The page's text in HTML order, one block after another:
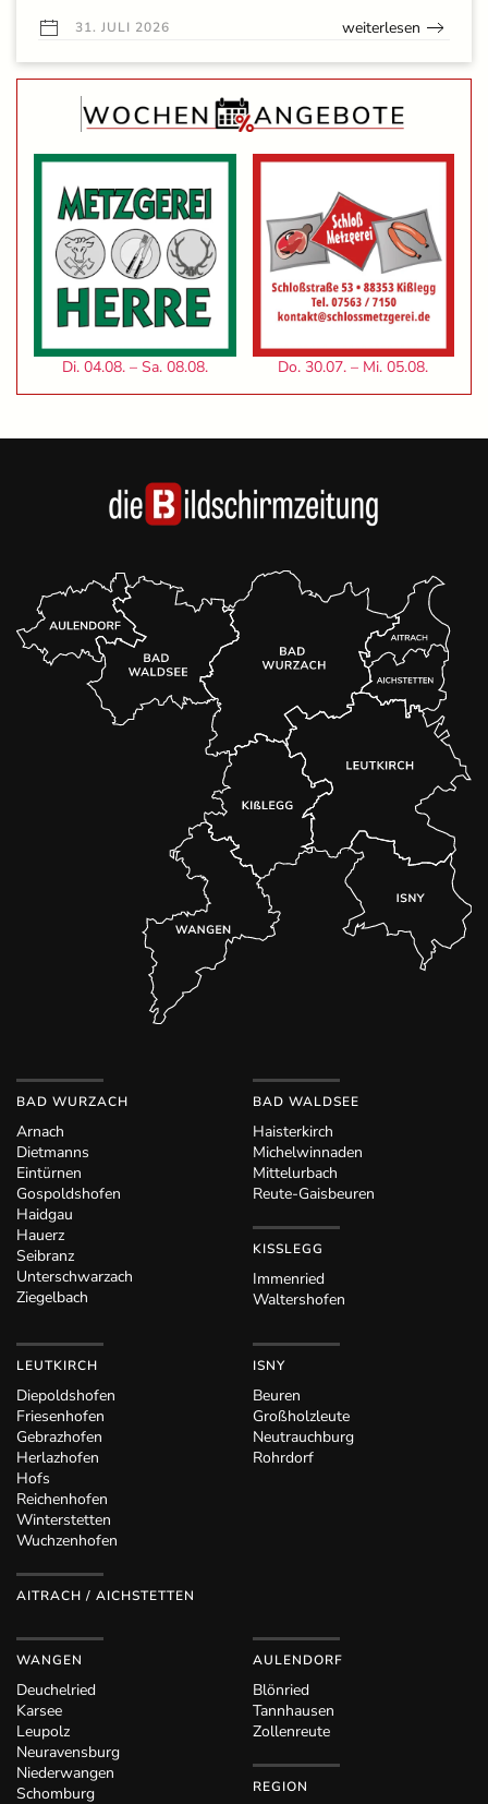
31. JULI 2026 weiterlesen
Di. 04.08. – Sa. 08.08. Do. 30.07. – Mi. 05.08.
BAD WURZACH
Arnach
Dietmanns
Eintürnen
Gospoldshofen
Haidgau
Hauerz
Seibranz
Unterschwarzach
Ziegelbach
BAD WALDSEE
Haisterkirch
Michelwinnaden
Mittelurbach
Reute-Gaisbeuren
KISSLEGG
Immenried
Waltershofen
LEUTKIRCH
Diepoldshofen
Friesenhofen
Gebrazhofen
Herlazhofen
Hofs
Reichenhofen
Winterstetten
Wuchzenhofen
AITRACH / AICHSTETTEN
ISNY
Beuren
Großholzleute
Neutrauchburg
Rohrdorf
WANGEN
Deuchelried
Karsee
Leupolz
Neuravensburg
Niederwangen
Schomburg
AULENDORF
Blönried
Tannhausen
Zollenreute
REGION